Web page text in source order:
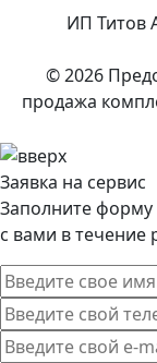
ИП Титов
© 2026
продажа
Заявка на сервис
Заполните
с вами в течение